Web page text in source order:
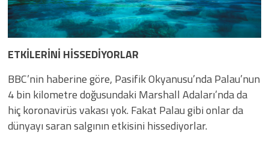
ETKİLERİNİ HİSSEDİYORLAR
BBC’nin haberine göre, Pasifik Okyanusu’nda Palau’nun
4 bin kilometre doğusundaki Marshall Adaları’nda da
hiç koronavirüs vakası yok. Fakat Palau gibi onlar da
dünyayı saran salgının etkisini hissediyorlar.